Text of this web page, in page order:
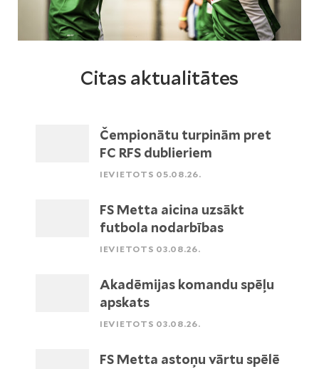
Citas aktualitātes
Čempionātu turpinām pret
FC RFS dublieriem
IEVIETOTS 05.08.26.
FS Metta aicina uzsākt
futbola nodarbības
IEVIETOTS 03.08.26.
Akadēmijas komandu spēļu
apskats
IEVIETOTS 03.08.26.
FS Metta astoņu vārtu spēlē